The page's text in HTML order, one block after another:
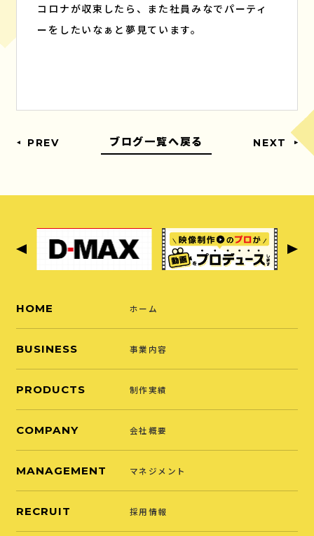
コロナが収束したら、また社員みなでパーティ
ーをしたいなぁと夢見ています。
PREV ブログ一覧へ戻る NEXT
HOME ホーム
BUSINESS 事業内容
PRODUCTS 制作実績
COMPANY 会社概要
MANAGEMENT マネジメント
RECRUIT 採用情報